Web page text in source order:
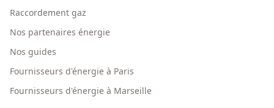
Raccordement gaz
Nos partenaires énergie
Nos guides
Fournisseurs d'énergie à Paris
Fournisseurs d'énergie à Marseille